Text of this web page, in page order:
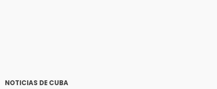
NOTICIAS DE CUBA